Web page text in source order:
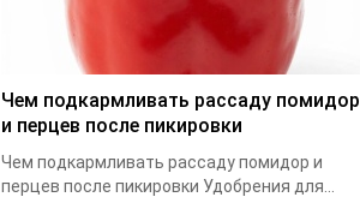
Чем подкармливать рассаду помидор
и перцев после пикировки
Чем подкармливать рассаду помидор и
перцев после пикировки Удобрения для...